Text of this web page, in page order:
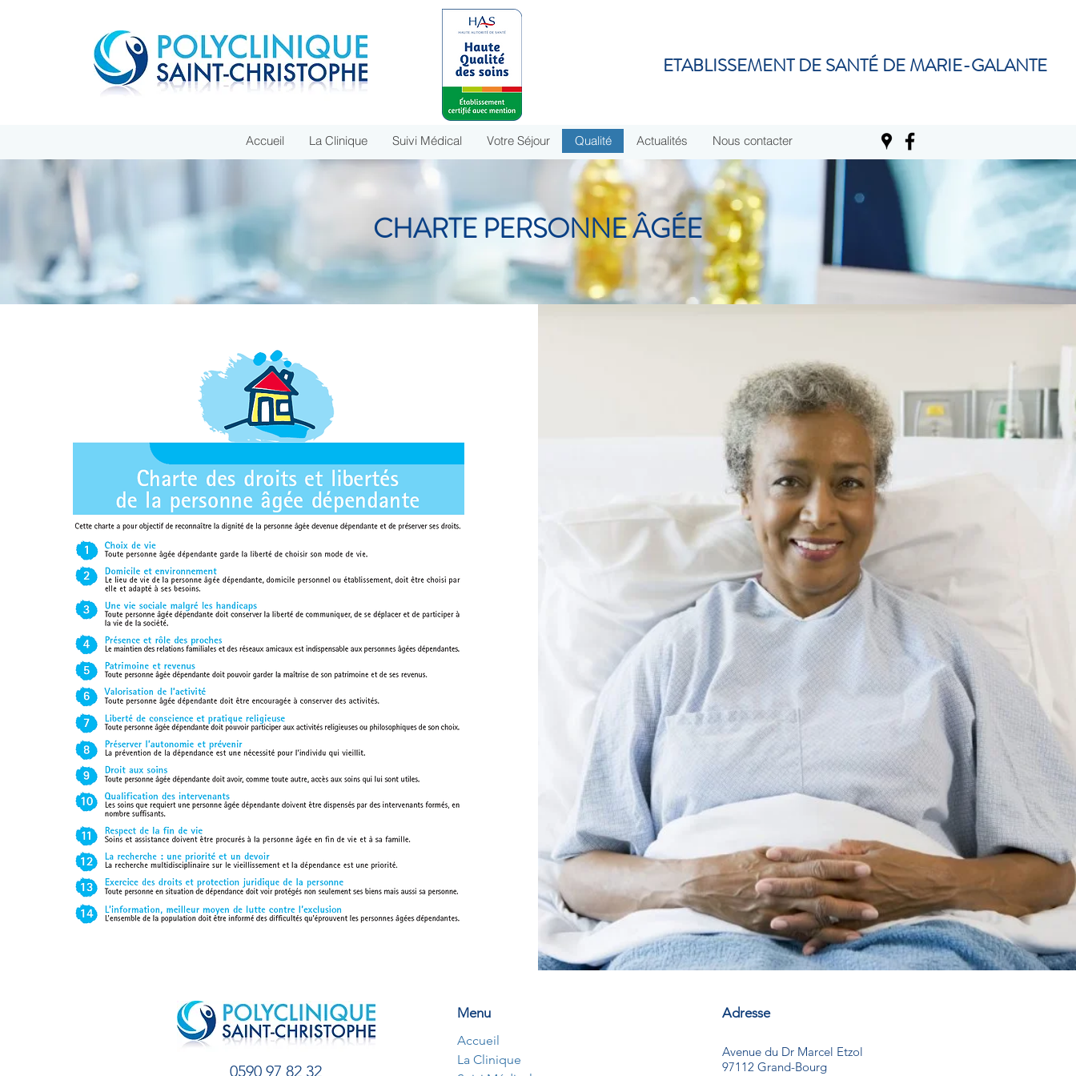
ETABLISSEMENT DE SANTÉ DE MARIE-GALANTE
Accueil La Clinique Suivi Médical Votre Séjour Qualité Actualités Nous contacter
CHARTE PERSONNE ÂGÉE
0590 97 82 32
Menu
Accueil
La Clinique
Adresse
Avenue du Dr Marcel Etzol
97112 Grand-Bourg